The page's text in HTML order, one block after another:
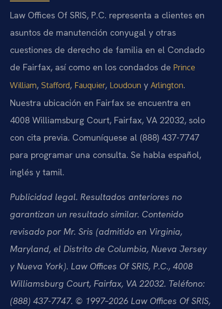
Law Offices Of SRIS, P.C. representa a clientes en
asuntos de manutención conyugal y otras
cuestiones de derecho de familia en el Condado
de Fairfax, así como en los condados de Prince
William, Stafford, Fauquier, Loudoun y Arlington.
Nuestra ubicación en Fairfax se encuentra en
4008 Williamsburg Court, Fairfax, VA 22032, solo
con cita previa. Comuníquese al (888) 437-7747
para programar una consulta. Se habla español,
inglés y tamil.
Publicidad legal. Resultados anteriores no
garantizan un resultado similar. Contenido
revisado por Mr. Sris (admitido en Virginia,
Maryland, el Distrito de Columbia, Nueva Jersey
y Nueva York). Law Offices Of SRIS, P.C., 4008
Williamsburg Court, Fairfax, VA 22032. Teléfono:
(888) 437-7747. © 1997–2026 Law Offices Of SRIS,